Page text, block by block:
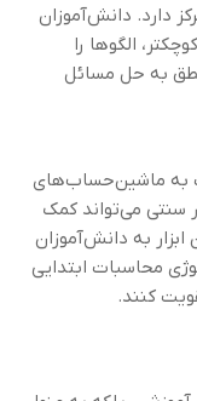
دارد. دانش‌آموزان
الگوها را
به حل مسائل
به ماشین‌حساب‌های
سنتی می‌تواند کمک
به دانش‌آموزان
محاسبات ابتدایی
کنند.